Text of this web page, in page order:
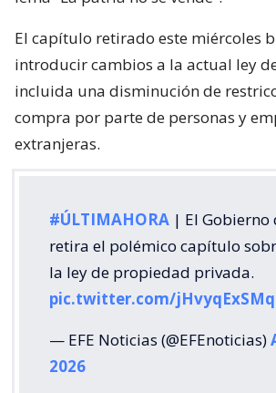
El capítulo retirado este miércoles
introducir cambios a la actual ley
incluida una disminución de
compra por parte de personas y
extranjeras.
#ÚLTIMAHORA | El Gobierno
retira el polémico capítulo
la ley de propiedad privada.
pic.twitter.com/jHvyqExSMq
— EFE Noticias (@EFEnoticias)
2026